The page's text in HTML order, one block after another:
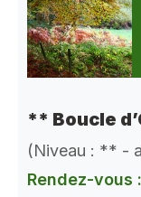
** Boucle
(Niveau : ** -
Rendez-vous